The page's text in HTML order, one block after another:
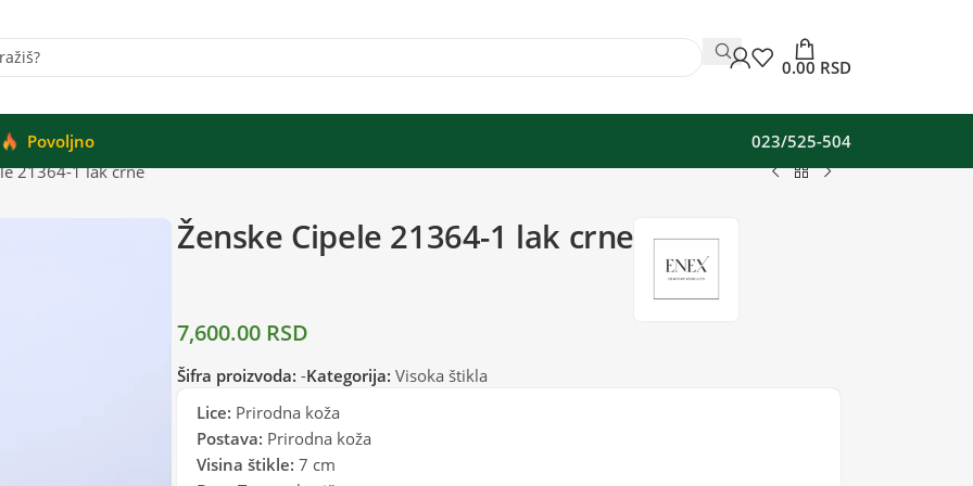
0.00 RSD
Povoljno
023/525-504
21364-1 lak crne
Ženske Cipele 21364-1 lak crne
7,600.00 RSD
Šifra proizvoda: -Kategorija: Visoka štikla
Lice: Prirodna koža
Postava: Prirodna koža
Visina štikle: 7 cm